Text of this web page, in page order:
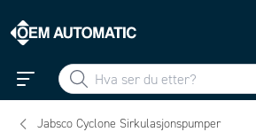
Jabsco Cyclone Sirkulasjonspumper